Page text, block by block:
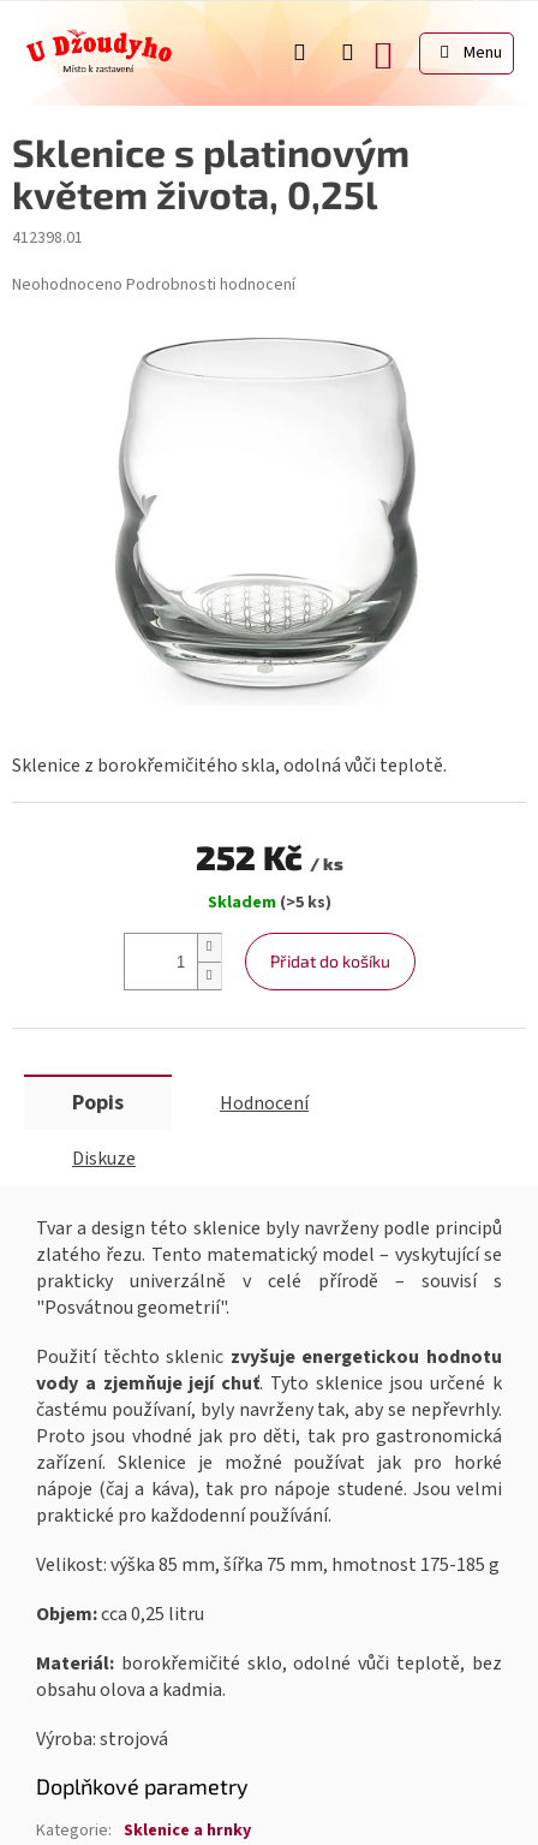
obsah
NÁKUPNÍ
KOŠÍK
Sklenice s platinovým
květem života, 0,25l
412398.01
Průměrné
Neohodnoceno Podrobnosti hodnocení
Sklenice z borokřemičitého skla, odolná vůči teplotě.
252 Kč / ks
cena:
Skladem (>5 ks)
Přidat do košíku
Popis Hodnocení
Diskuze
Tvar a design této sklenice byly navrženy podle principů
zlatého řezu. Tento matematický model – vyskytující se
prakticky univerzálně v celé přírodě – souvisí s
"Posvátnou geometrií".
Použití těchto sklenic zvyšuje energetickou hodnotu
vody a zjemňuje její chuť. Tyto sklenice jsou určené k
častému používaní, byly navrženy tak, aby se nepřevrhly.
Proto jsou vhodné jak pro děti, tak pro gastronomická
zařízení. Sklenice je možné používat jak pro horké
nápoje (čaj a káva), tak pro nápoje studené. Jsou velmi
praktické pro každodenní používání.
Velikost: výška 85 mm, šířka 75 mm, hmotnost 175-185 g
Objem:cca 0,25 litru
Materiál: borokřemičité sklo, odolné vůči teplotě, bez
obsahu olova a kadmia.
Výroba: strojová
Doplňkové parametry
Kategorie: Sklenice a hrnky